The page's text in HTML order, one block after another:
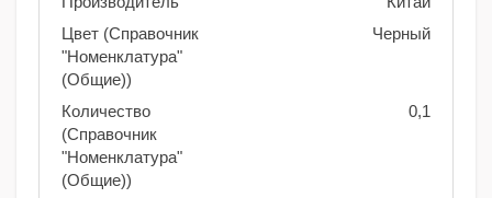
Цвет (Справочник
"Номенклатура"
(Общие))
Черный
Количество
(Справочник
"Номенклатура"
(Общие))
0,1